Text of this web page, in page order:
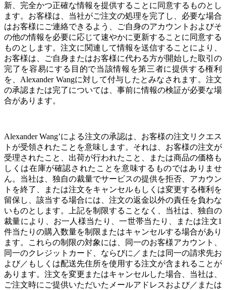
新、完全かつ正確な情報を提供することに同意するものとし
ます。お客様は、当社がご注文の処理を完了し、必要な場合
はお客様にご連絡できるよう、ご自身のアカウントおよびそ
の他の情報を必要に応じて速やかに更新することに同意する
ものとします。注文に関連して情報を送信することにより、
お客様は、ご自身またはお客様に代わる方が開始した取引の
完了を容易にする目的で当該情報を第三者に提供する権利
を、Alexander Wangに対して付与したとみなされます。注文
の承認または完了については、事前に情報の検証が必要な場
合があります。
Alexander Wang’による注文の承認は、お客様の注文リクエス
トが受領されたことを意味します。それは、お客様の注文が
受理されたこと、出荷が行われたこと、または商品の価格も
しくは在庫が確認されたことを意味するものではありませ
ん。当社は、独自の裁量でサービスの提供を拒否、アカウン
トを終了、または注文をキャンセルもしくは変更する権利を
留保し、該当する場合には、注文の返金以外の責任を負わな
いものとします。上記を制限することなく、当社は、独自の
裁量により、お一人様当たり、一世帯当たり、または注文1
件当たりの購入数量を制限またはキャンセルする場合があり
ます。これらの制限の対象には、同一のお客様アカウント、
同一のクレジットカード、ならびに／または同一の請求先お
よび／もしくは配送先住所を使用する注文が含まれることが
あります。注文を変更またはキャンセルした場合、当社は、
ご注文時にご提供いただいたメールアドレスおよび／または